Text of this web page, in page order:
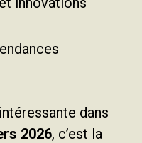
dans
2026, c’est la